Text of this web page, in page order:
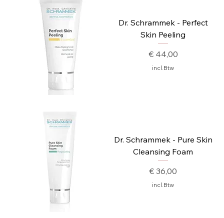
Dr. Schrammek - Perfect
Skin Peeling
Prijs
€ 44,00
incl.Btw
Dr. Schrammek - Pure Skin
Cleansing Foam
Prijs
€ 36,00
incl.Btw